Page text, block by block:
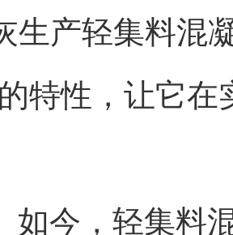
生产轻集料混
特性，让它
如今，轻集料